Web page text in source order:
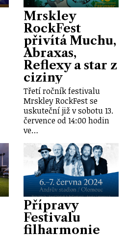
Mrskley
RockFest
přivítá Muchu,
Abraxas,
Reflexy a star z
ciziny
Třetí ročník festivalu
Mrskley RockFest se
uskuteční již v sobotu 13.
července od 14:00 hodin
ve…
Přípravy
Festivalu
filharmonie